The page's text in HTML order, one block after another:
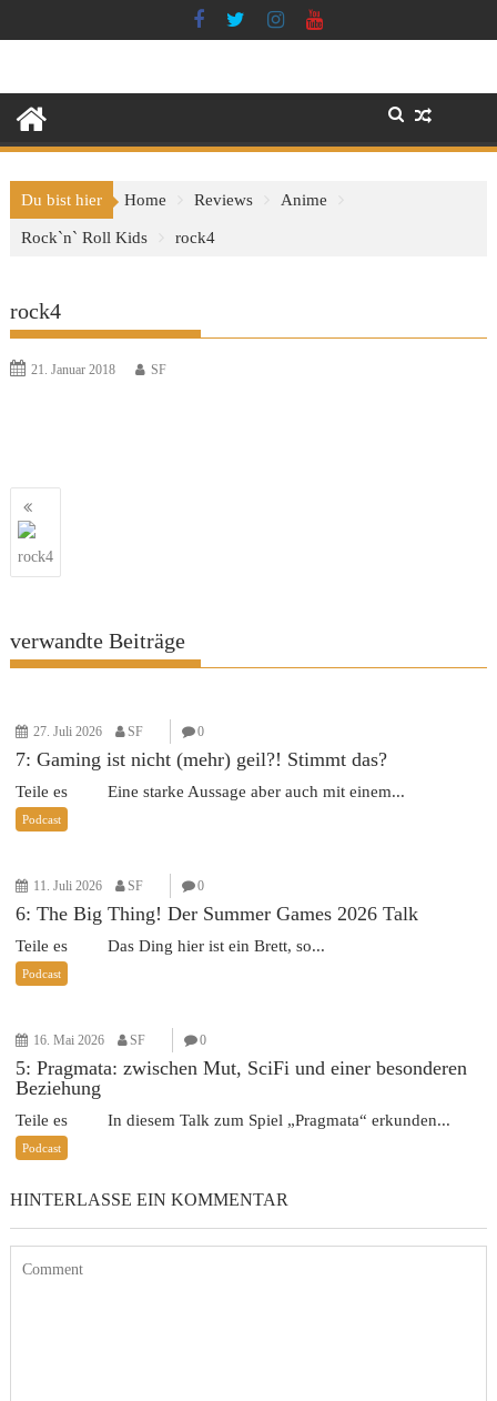
to
Du bist hier Home Reviews Anime
Rock`n` Roll Kids rock4
rock4
21. Januar 2018 SF
Beitragsnavigation
rock4
verwandte Beiträge
27. Juli 2026 SF 0
7: Gaming ist nicht (mehr) geil?! Stimmt das?
Teile es Eine starke Aussage aber auch mit einem...
Podcast
11. Juli 2026 SF 0
6: The Big Thing! Der Summer Games 2026 Talk
Teile es Das Ding hier ist ein Brett, so...
Podcast
16. Mai 2026 SF 0
5: Pragmata: zwischen Mut, SciFi und einer besonderen
Beziehung
Teile es In diesem Talk zum Spiel „Pragmata“ erkunden...
Podcast
HINTERLASSE EIN KOMMENTAR